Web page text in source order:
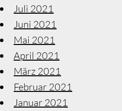
Juli 2021
Juni 2021
Mai 2021
April 2021
März 2021
Februar 2021
Januar 2021